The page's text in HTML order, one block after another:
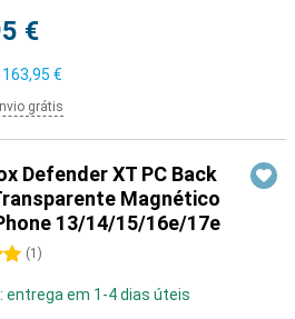
€
163,95 €
grátis
Defender XT PC Back
Magnético
13/14/15/16e/17e
(1 )
entrega em 1-4 dias úteis